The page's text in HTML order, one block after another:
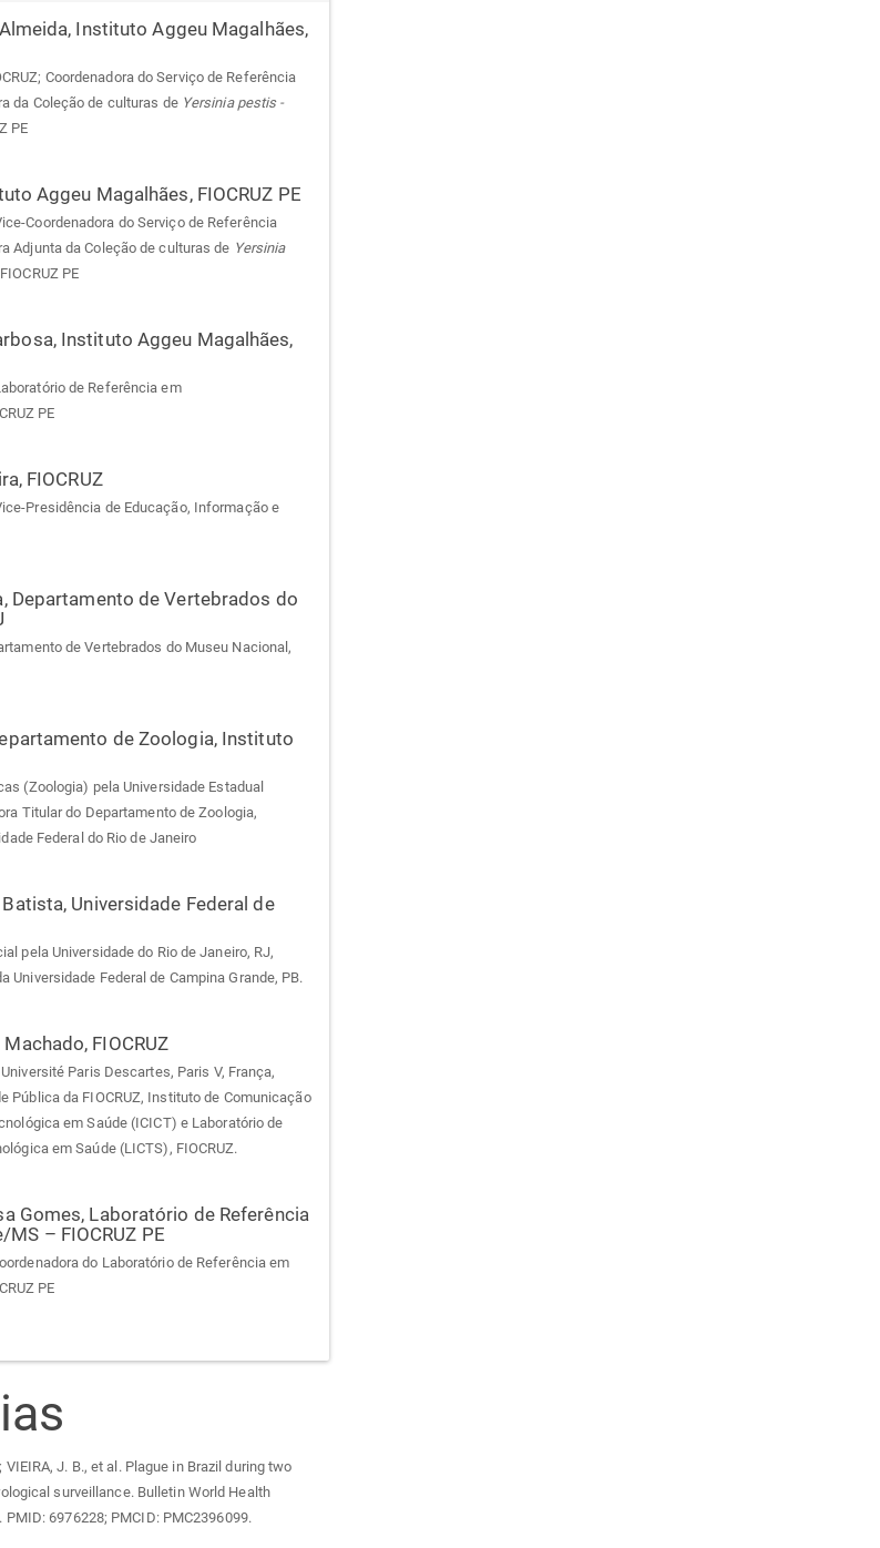
Instituto Aggeu Magalhães,
Coordenadora do Serviço de Referência
da Coleção de culturas de Yersinia pestis -
PE
Aggeu Magalhães, FIOCRUZ PE
Coordenadora do Serviço de Referência
Adjunta da Coleção de culturas de Yersinia
PE
Instituto Aggeu Magalhães,
de Referência em
PE
FIOCRUZ
Presidência de Educação, Informação e
Departamento de Vertebrados do
de Vertebrados do Museu Nacional,
de Zoologia, Instituto
(Zoologia) pela Universidade Estadual
Titular do Departamento de Zoologia,
Federal do Rio de Janeiro
Batista, Universidade Federal de
pela Universidade do Rio de Janeiro, RJ,
Universidade Federal de Campina Grande, PB.
Machado, FIOCRUZ
Paris Descartes, Paris V, França,
Pública da FIOCRUZ, Instituto de Comunicação
em Saúde (ICICT) e Laboratório de
em Saúde (LICTS), FIOCRUZ.
Gomes, Laboratório de Referência
– FIOCRUZ PE
do Laboratório de Referência em
PE
VIEIRA, J. B., et al. Plague in Brazil during two
surveillance. Bulletin World Health
6976228; PMCID: PMC2396099.